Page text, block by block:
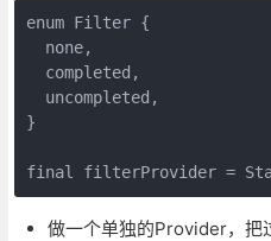
enum Filter {
  none,
  completed,
  uncompleted,
}
final filterProvider =
做一个单独的Provider，把